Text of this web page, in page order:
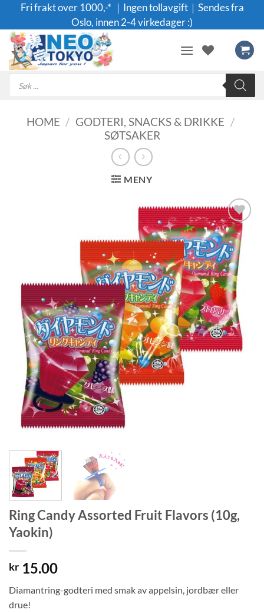
content
Fri frakt over 1000,-* ｜Ingen tollavgift｜Sendes fra
Oslo, innen 2-4 virkedager :)
Products
search
HOME / GODTERI, SNACKS & DRIKKE /
SØTSAKER
MENY
Legg til i
ønskeliste
Ring Candy Assorted Fruit Flavors (10g,
Yaokin)
kr 15.00
Diamantring-godteri med smak av appelsin, jordbær eller
drue!